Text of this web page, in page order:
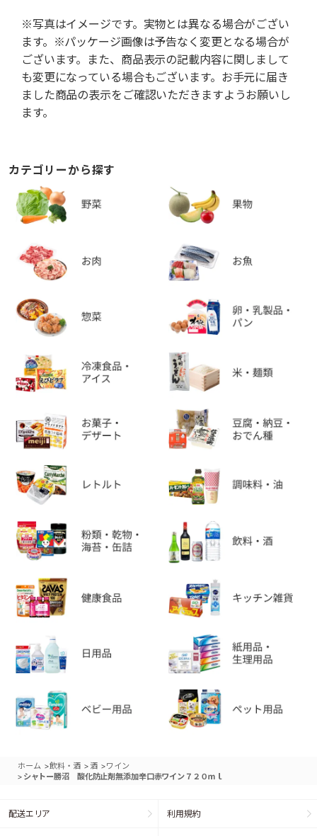
※写真はイメージです。実物とは異なる場合がござい
ます。※パッケージ画像は予告なく変更となる場合が
ございます。また、商品表示の記載内容に関しまして
も変更になっている場合もございます。お手元に届き
ました商品の表示をご確認いただきますようお願いし
ます。
カテゴリーから探す
ホーム >飲料・酒 > 酒 >ワイン
> シャトー勝沼 酸化防止剤無添加辛口赤ワイン７２０ｍｌ
配送エリア 利用規約